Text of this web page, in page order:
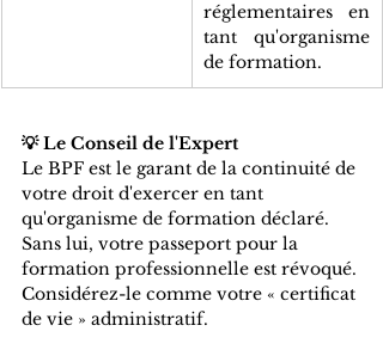
réglementaires en
tant qu'organisme
de formation.
💡 Le Conseil de l'Expert
Le BPF est le garant de la continuité de
votre droit d'exercer en tant
qu'organisme de formation déclaré.
Sans lui, votre passeport pour la
formation professionnelle est révoqué.
Considérez-le comme votre « certificat
de vie » administratif.